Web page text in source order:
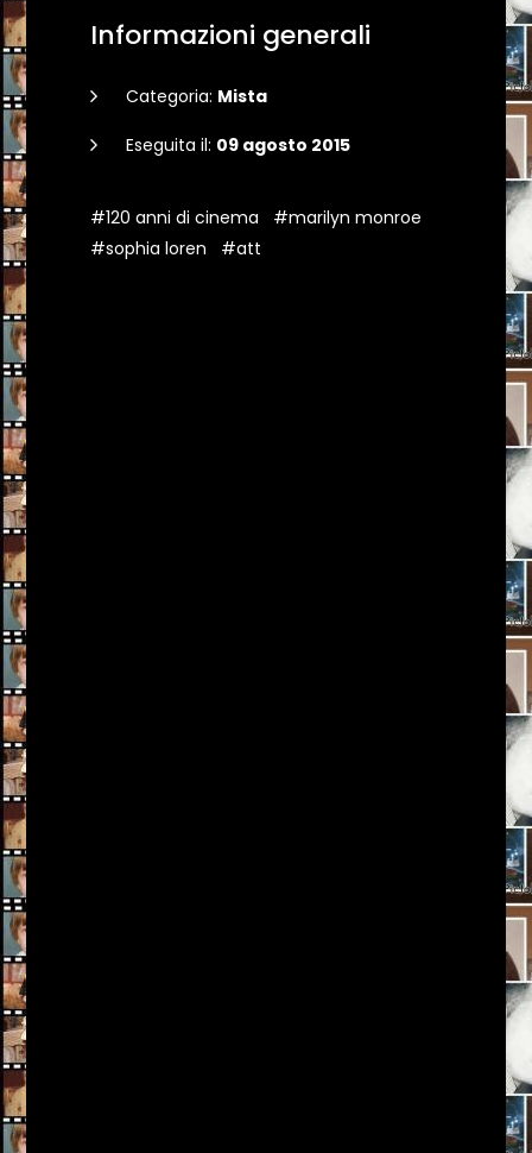
Informazioni generali
Categoria: Mista
Eseguita il: 09 agosto 2015
#120 anni di cinema
#marilyn monroe
#sophia loren
#att